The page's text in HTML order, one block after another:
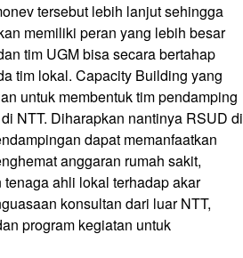
tersebut lebih lanjut sehingga
memiliki peran yang lebih besar
tim UGM bisa secara bertahap
tim lokal. Capacity Building yang
untuk membentuk tim pendamping
NTT. Diharapkan nantinya RSUD di
dapat memanfaatkan
anggaran rumah sakit,
ahli lokal terhadap akar
konsultan dari luar NTT,
program kegiatan untuk